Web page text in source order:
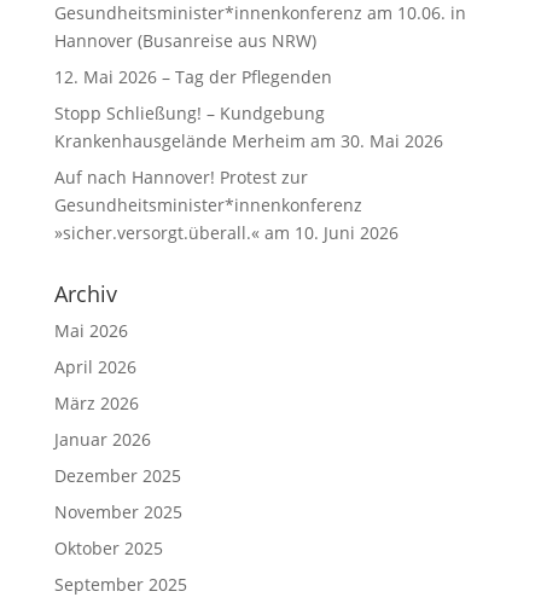
Gesundheitsminister*innenkonferenz am 10.06. in
Hannover (Busanreise aus NRW)
12. Mai 2026 – Tag der Pflegenden
Stopp Schließung! – Kundgebung
Krankenhausgelände Merheim am 30. Mai 2026
Auf nach Hannover! Protest zur
Gesundheitsminister*innenkonferenz
»sicher.versorgt.überall.« am 10. Juni 2026
Archiv
Mai 2026
April 2026
März 2026
Januar 2026
Dezember 2025
November 2025
Oktober 2025
September 2025